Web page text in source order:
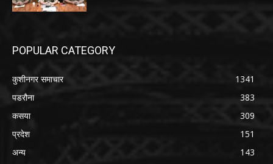
POPULAR CATEGORY
कुशीनगर समाचार
1341
पडरौना
383
कसया
309
प्रदेश
151
अन्य
143